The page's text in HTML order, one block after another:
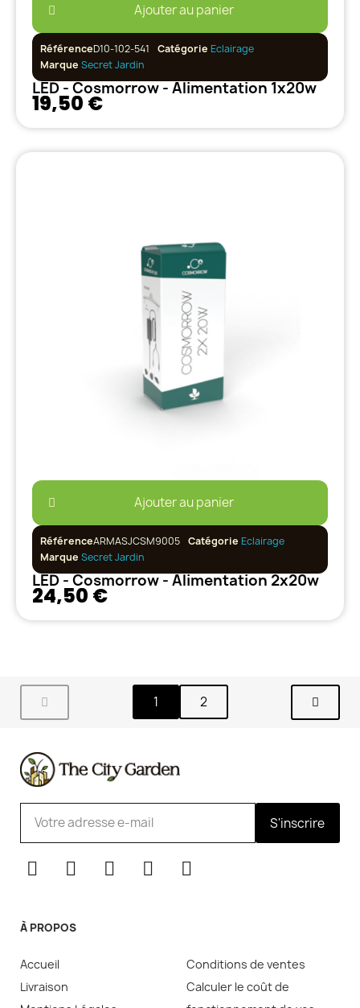
Ajouter au panier
RéférenceD10-102-541 Catégorie Eclairage
Marque Secret Jardin
LED - Cosmorrow - Alimentation 1x20w
19,50 €
Ajouter au panier
RéférenceARMASJCSM9005 Catégorie Eclairage
Marque Secret Jardin
LED - Cosmorrow - Alimentation 2x20w
24,50 €
1 2
S'inscrire
À PROPOS
Accueil
Livraison
Conditions de ventes
Calculer le coût de